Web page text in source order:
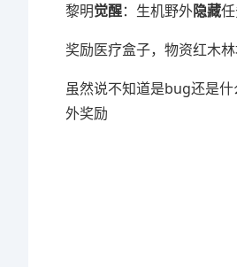
黎明觉醒：生机野外隐藏
奖励医疗盒子，物资红木
虽然说不知道是bug还是
外奖励